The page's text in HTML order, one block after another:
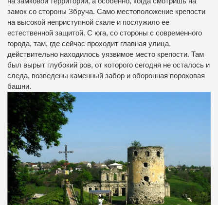
замок со стороны Збруча. Само местоположение крепости
на высокой неприступной скале и послужило ее
естественной защитой. С юга, со стороны с современного
города, там, где сейчас проходит главная улица,
действительно находилось уязвимое место крепости. Там
был вырыт глубокий ров, от которого сегодня не осталось и
следа, возведены каменный забор и оборонная пороховая
башни.